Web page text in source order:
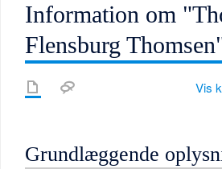
Information om
Flensburg
Vis
Grundlæggende